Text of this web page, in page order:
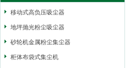
移动式高负压吸尘器
地坪抛光粉尘吸尘器
砂轮机金属粉尘集尘器
柜体布袋式集尘机